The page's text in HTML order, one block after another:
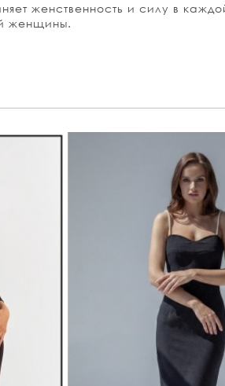
женственность и силу в
женщины.